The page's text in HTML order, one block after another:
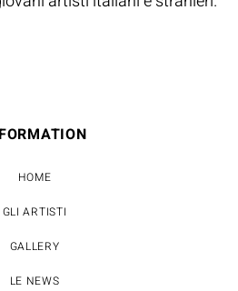
HOME
GLI ARTISTI
GALLERY
LE NEWS